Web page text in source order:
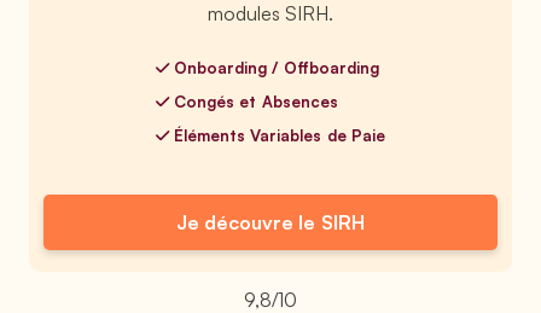
modules SIRH.
Onboarding / Offboarding
Congés et Absences
Éléments Variables de Paie
Je découvre le SIRH
9,8/10